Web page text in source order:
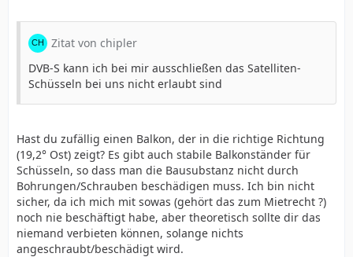
Zitat von chipler
DVB-S kann ich bei mir ausschließen das Satelliten-
Schüsseln bei uns nicht erlaubt sind
Hast du zufällig einen Balkon, der in die richtige Richtung
(19,2° Ost) zeigt? Es gibt auch stabile Balkonständer für
Schüsseln, so dass man die Bausubstanz nicht durch
Bohrungen/Schrauben beschädigen muss. Ich bin nicht
sicher, da ich mich mit sowas (gehört das zum Mietrecht ?)
noch nie beschäftigt habe, aber theoretisch sollte dir das
niemand verbieten können, solange nichts
angeschraubt/beschädigt wird.